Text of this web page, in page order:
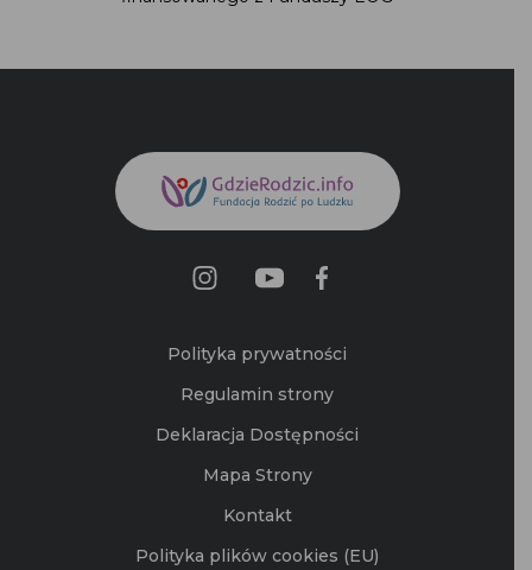
Polityka prywatności
Regulamin strony
Deklaracja Dostępności
Mapa Strony
Kontakt
Polityka plików cookies (EU)